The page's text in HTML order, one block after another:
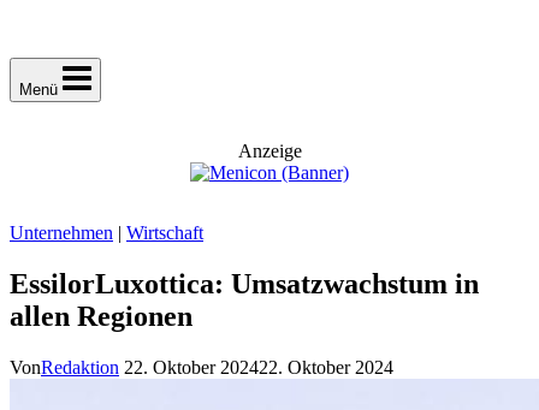
Menü
Anzeige
Unternehmen | Wirtschaft
EssilorLuxottica: Umsatzwachstum in
allen Regionen
VonRedaktion 22. Oktober 202422. Oktober 2024